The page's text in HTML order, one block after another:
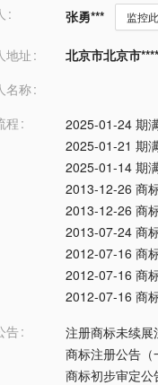
张勇*** 监控
地址
北京市北京市
名称
程
2025-01-24 期
2025-01-21 期
2025-01-14 期
2013-12-26 商
2013-12-26 商
2013-07-24 商
2012-07-16 商
2012-07-16 商
2012-07-16 商
告
注册商标未续展
商标注册公告（
商标初步审定公